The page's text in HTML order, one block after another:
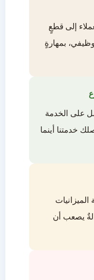
إلى قطعٍ
بمهارةٍ
على الخدمة
خدمتنا أينما
يصعب أن